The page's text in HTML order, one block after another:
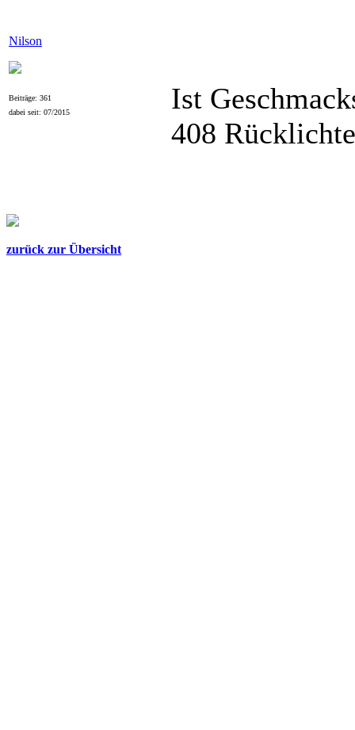
Nilson
Beiträge: 361
dabei seit: 07/2015
Ist
408
zurück zur Übersicht